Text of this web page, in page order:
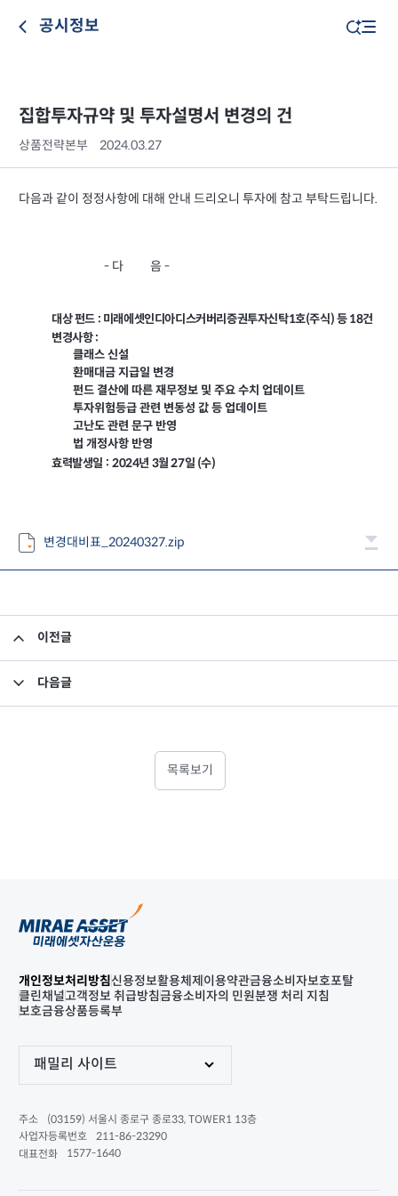
공시정보
집합투자규약 및 투자설명서 변경의 건
상품전략본부 2024.03.27
다음과 같이 정정사항에 대해 안내 드리오니 투자에 참고 부탁드립니다.
- 다 음 -
대상 펀드 : 미래에셋인디아디스커버리증권투자신탁1호(주식) 등 18건
변경사항 :
클래스 신설
환매대금 지급일 변경
펀드 결산에 따른 재무정보 및 주요 수치 업데이트
투자위험등급 관련 변동성 값 등 업데이트
고난도 관련 문구 반영
법 개정사항 반영
효력발생일 : 2024년 3월 27일 (수)
변경대비표_20240327.zip
이전글
다음글
목록보기
개인정보처리방침신용정보활용체제 이용약관금융소비자보호포탈
클린채널고객정보 취급방침금융소비자의 민원분쟁 처리 지침
보호금융상품등록부
패밀리 사이트
주소
(03159) 서울시 종로구 종로33, TOWER1 13층
사업자등록번호
211-86-23290
대표전화
1577-1640